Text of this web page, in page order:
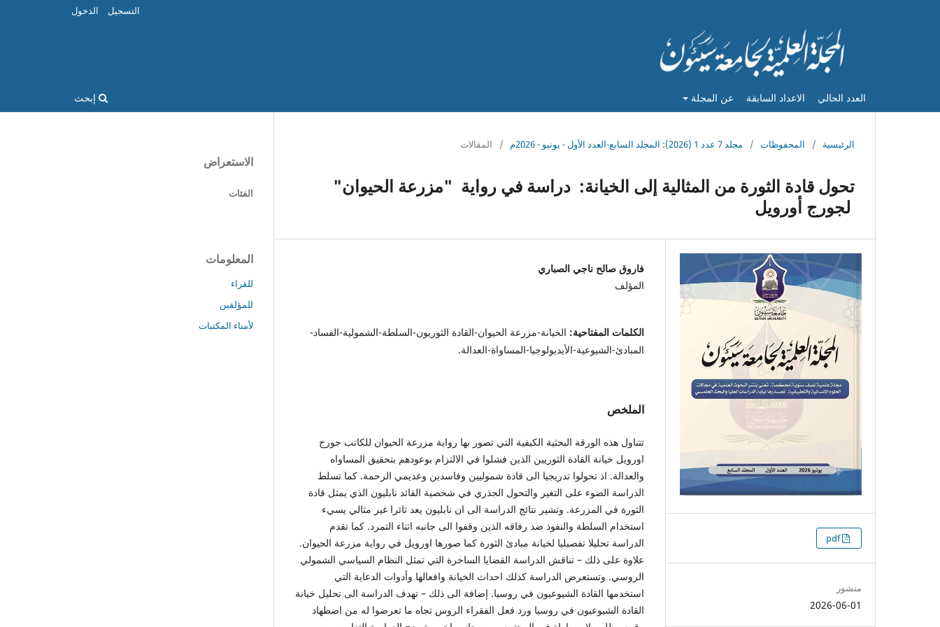
العدد الحالي الاعداد السابقة عن المجلة إبحث
التسجيل الدخول
الرئيسية / المحفوظات / مجلد 7 عدد 1 (2026): المجلد السابع-العدد الأول - يونيو - 2026م / المقالات
تحول قادة الثورة من المثالية إلى الخيانة: دراسة في رواية "مزرعة الحيوان"
لجورج أورويل
فاروق صالح ناجي الصباري
المؤلف
الكلمات المفتاحية: الخيانة-مزرعة الحيوان-القادة الثوريون-السلطة-الشمولية-الفساد-
المبادئ-الشيوعية-الأيديولوجيا-المساواة-العدالة.
الملخص
تتناول هذه الورقة البحثية الكيفية التي تصور بها رواية مزرعة الحيوان للكاتب جورج
اورويل خيانة القادة الثوريين الذين فشلوا في الالتزام بوعودهم بتحقيق المساواه
والعدالة. اذ تحولوا تدريجيا الى قادة شموليين وفاسدين وعديمي الرحمة. كما تسلط
الدراسة الضوء على التغير والتحول الجذري في شخصية القائد نابليون الذي يمثل قادة
الثورة في المزرعة. وتشير نتائج الدراسة الى ان نابليون يعد ثائرا غير مثالي يسيء
استخدام السلطة والنفوذ ضد رفاقه الذين وقفوا الى جانبه اثناء التمرد. كما تقدم
الدراسة تحليلا تفصيليا لخيانة مبادئ الثورة كما صورها اورويل في رواية مزرعة الحيوان.
علاوة على ذلك – تناقش الدراسة القضايا الساخرة التي تمثل النظام السياسي الشمولي
الروسي. وتستعرض الدراسة كذلك احداث الخيانة وافعالها وأدوات الدعاية التي
استخدمها القادة الشيوعيون في روسيا. إضافة الى ذلك – تهدف الدراسة الى تحليل خيانة
القادة الشيوعيون في روسيا ورد فعل الفقراء الروس تجاه ما تعرضوا له من اضطهاد
التنزيلات
pdf
منشور
2026-06-01
الاستعراض
الفئات
المعلومات
للقراء
للمؤلفين
لأمناء المكتبات